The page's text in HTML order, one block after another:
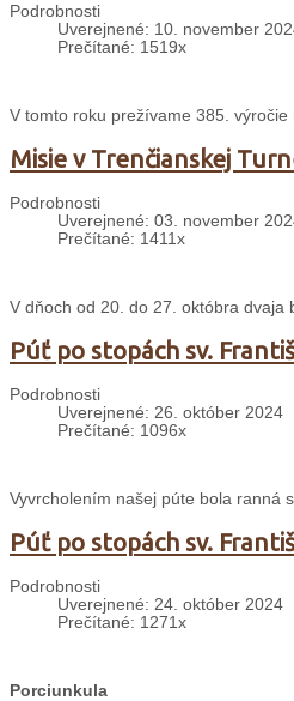
Podrobnosti
Uverejnené: 10. november
Prečítané: 1519x
V tomto roku prežívame 385.
Misie v Trenčianskej
Podrobnosti
Uverejnené: 03. november
Prečítané: 1411x
V dňoch od 20. do 27. októbra dvaja
Púť po stopách sv.
Podrobnosti
Uverejnené: 26. október 2024
Prečítané: 1096x
Vyvrcholením našej púte bola ranná
Púť po stopách sv.
Podrobnosti
Uverejnené: 24. október 2024
Prečítané: 1271x
Porciunkula